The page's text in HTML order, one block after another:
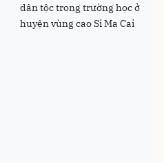
dân tộc trong trường học ở
huyện vùng cao Si Ma Cai